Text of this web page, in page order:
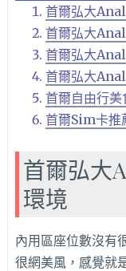
首爾弘大
首爾弘大
首爾弘大
首爾弘大
首爾自由行美
首爾Sim卡推
首爾弘大
環境
內用區座位數沒有
很網美風，感覺就